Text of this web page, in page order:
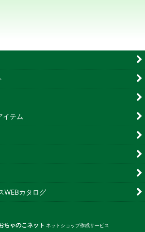
イテム
WEBカタログ
ちゃのこネット ネットショップ作成サービス